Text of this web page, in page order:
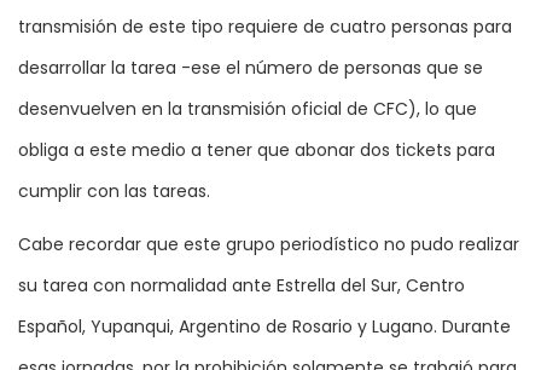
transmisión de este tipo requiere de cuatro personas para
desarrollar la tarea -ese el número de personas que se
desenvuelven en la transmisión oficial de CFC), lo que
obliga a este medio a tener que abonar dos tickets para
cumplir con las tareas.
Cabe recordar que este grupo periodístico no pudo realizar
su tarea con normalidad ante Estrella del Sur, Centro
Español, Yupanqui, Argentino de Rosario y Lugano. Durante